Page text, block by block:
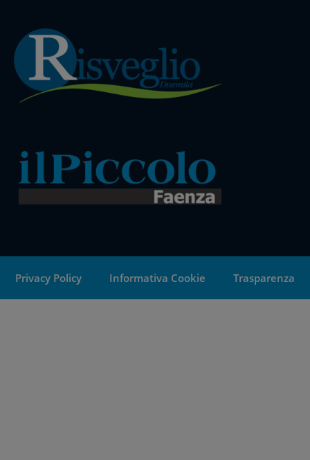
Privacy Policy Informativa Cookie Trasparenza